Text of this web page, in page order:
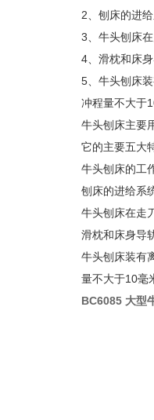
2、刨床的进
3、牛头刨床
4、滑枕和床
5、牛头刨床
冲程量不大于
牛头刨床主要
它的主要五大
牛头刨床的工
刨床的进给系
牛头刨床在走
滑枕和床身导
牛头刨床装有
量不大于10毫
BC6085 大型